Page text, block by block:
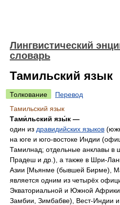
Лингвистический
словарь
Тамильский язык
Толкование
Перевод
Тамильский язык
Тами́льский язы́к —
один из дравидийских языков
на юге и юго-востоке Индии
Тамилнад; отдельные анклавы в
Прадеш и др.), а также в Шри-
Азии [Мьянме (бывшей Бирме),
является одним из четырёх
Экваториальной и Южной Африки
Замбии, Зимбабве), Вест-Индии